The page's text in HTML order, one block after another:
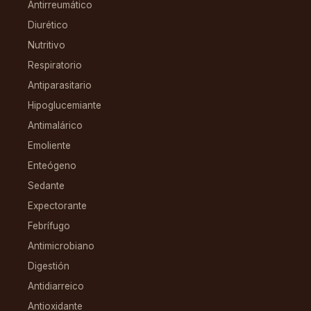
Antirreumático
Diurético
Nutritivo
Respiratorio
Antiparasitario
Hipoglucemiante
Antimalárico
Emoliente
Enteógeno
Sedante
Expectorante
Febrífugo
Antimicrobiano
Digestión
Antidiarreico
Antioxidante